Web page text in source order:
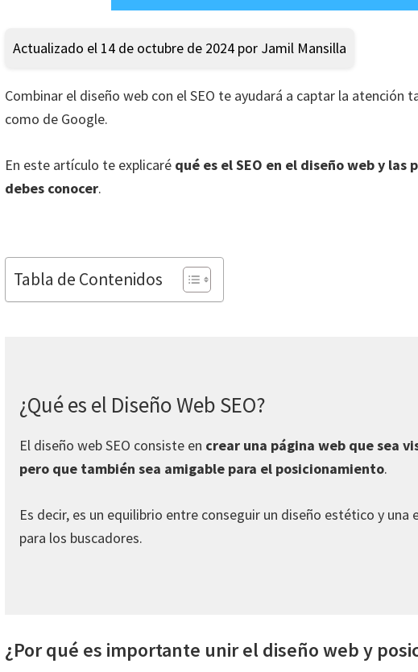
Actualizado el 14 de octubre de 2024 por Jamil Mansilla
Combinar el diseño web con el SEO te ayudará a captar la atención
como de Google.
En este artículo te explicaré qué es el SEO en el diseño web y las
debes conocer.
Tabla de Contenidos
¿Qué es el Diseño Web SEO?
El diseño web SEO consiste en crear una página web que sea
pero que también sea amigable para el posicionamiento.
Es decir, es un equilibrio entre conseguir un diseño estético y
para los buscadores.
¿Por qué es importante unir el diseño web y